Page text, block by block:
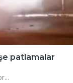
patlamalar